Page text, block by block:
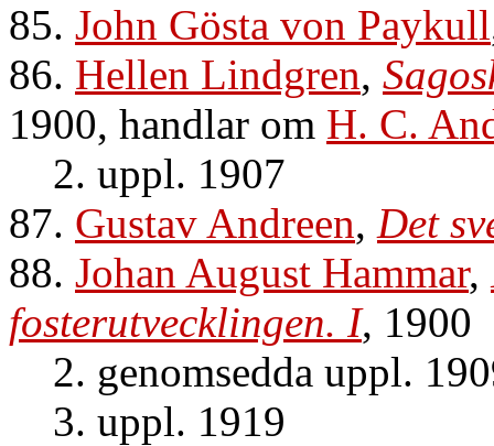
85. John Gösta von Paykull
86. Hellen Lindgren,
1900, handlar om H. C.
2. uppl. 1907
87. Gustav Andreen, Det
88. Johan August Hammar,
fosterutvecklingen. I, 1900
2. genomsedda uppl.
3. uppl. 1919